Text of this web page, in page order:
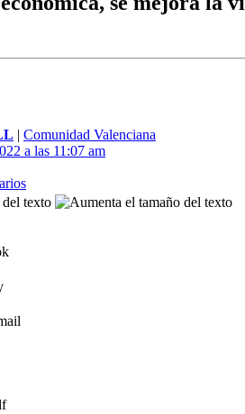
| Comunidad Valenciana
a las 11:07 am